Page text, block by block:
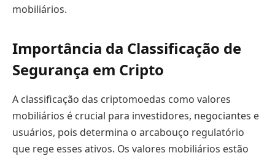
mobiliários.
Importância da Classificação de
Segurança em Cripto
A classificação das criptomoedas como valores
mobiliários é crucial para investidores, negociantes e
usuários, pois determina o arcabouço regulatório
que rege esses ativos. Os valores mobiliários estão